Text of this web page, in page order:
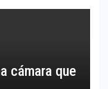
cámara que